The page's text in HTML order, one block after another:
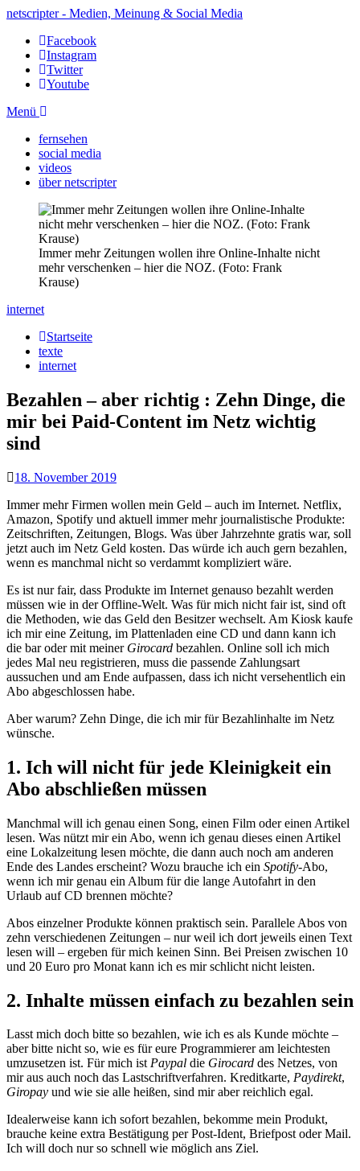
netscripter - Medien, Meinung & Social Media
Facebook
Instagram
Twitter
Youtube
Menü
fernsehen
social media
videos
über netscripter
Immer mehr Zeitungen wollen ihre Online-Inhalte nicht
mehr verschenken – hier die NOZ. (Foto: Frank
Krause)
internet
Startseite
texte
internet
Bezahlen – aber richtig : Zehn Dinge, die
mir bei Paid-Content im Netz wichtig
sind
18. November 2019
Immer mehr Firmen wollen mein Geld – auch im Internet. Netflix,
Amazon, Spotify und aktuell immer mehr journalistische Produkte:
Zeitschriften, Zeitungen, Blogs. Was über Jahrzehnte gratis war, soll
jetzt auch im Netz Geld kosten. Das würde ich auch gern bezahlen,
wenn es manchmal nicht so verdammt kompliziert wäre.
Es ist nur fair, dass Produkte im Internet genauso bezahlt werden
müssen wie in der Offline-Welt. Was für mich nicht fair ist, sind oft
die Methoden, wie das Geld den Besitzer wechselt. Am Kiosk kaufe
ich mir eine Zeitung, im Plattenladen eine CD und dann kann ich
die bar oder mit meiner Girocard bezahlen. Online soll ich mich
jedes Mal neu registrieren, muss die passende Zahlungsart
aussuchen und am Ende aufpassen, dass ich nicht versehentlich ein
Abo abgeschlossen habe.
Aber warum? Zehn Dinge, die ich mir für Bezahlinhalte im Netz
wünsche.
1. Ich will nicht für jede Kleinigkeit ein
Abo abschließen müssen
Manchmal will ich genau einen Song, einen Film oder einen Artikel
lesen. Was nützt mir ein Abo, wenn ich genau dieses einen Artikel
eine Lokalzeitung lesen möchte, die dann auch noch am anderen
Ende des Landes erscheint? Wozu brauche ich ein Spotify-Abo,
wenn ich mir genau ein Album für die lange Autofahrt in den
Urlaub auf CD brennen möchte?
Abos einzelner Produkte können praktisch sein. Parallele Abos von
zehn verschiedenen Zeitungen – nur weil ich dort jeweils einen Text
lesen will – ergeben für mich keinen Sinn. Bei Preisen zwischen 10
und 20 Euro pro Monat kann ich es mir schlicht nicht leisten.
2. Inhalte müssen einfach zu bezahlen sein
Lasst mich doch bitte so bezahlen, wie ich es als Kunde möchte –
aber bitte nicht so, wie es für eure Programmierer am leichtesten
umzusetzen ist. Für mich istPaypal die Girocard des Netzes, von
mir aus auch noch das Lastschriftverfahren. Kreditkarte, Paydirekt,
Giropay und wie sie alle heißen, sind mir aber reichlich egal.
Idealerweise kann ich sofort bezahlen, bekomme mein Produkt,
brauche keine extra Bestätigung per Post-Ident, Briefpost oder Mail.
Ich will doch nur so schnell wie möglich ans Ziel.